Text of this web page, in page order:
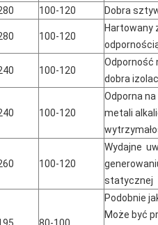
100-120 Dobra
100-120
Hartowany
100-120
Odporność
dobra
100-120
Odporna na
metali
100-120
Wydajne
statycznej
Podobnie
Może być